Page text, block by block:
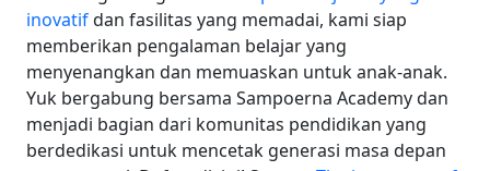
inovatifdan fasilitas yang memadai, kami siap
memberikan pengalaman belajar yang
menyenangkan dan memuaskan untuk anak-anak.
Yuk bergabung bersama Sampoerna Academy dan
menjadi bagian dari komunitas pendidikan yang
berdedikasi untuk mencetak generasi masa depan